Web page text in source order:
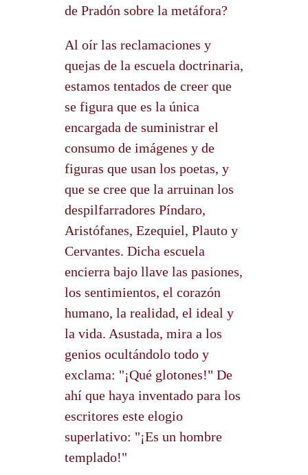
de Pradón sobre la metáfora?
Al oír las reclamaciones y
quejas de la escuela doctrinaria,
estamos tentados de creer que
se figura que es la única
encargada de suministrar el
consumo de imágenes y de
figuras que usan los poetas, y
que se cree que la arruinan los
despilfarradores Píndaro,
Aristófanes, Ezequiel, Plauto y
Cervantes. Dicha escuela
encierra bajo llave las pasiones,
los sentimientos, el corazón
humano, la realidad, el ideal y
la vida. Asustada, mira a los
genios ocultándolo todo y
exclama: "¡Qué glotones!" De
ahí que haya inventado para los
escritores este elogio
superlativo: "¡Es un hombre
templado!"